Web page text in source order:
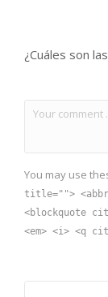
You may use
title="">
<blockquote
<em> <i> <q